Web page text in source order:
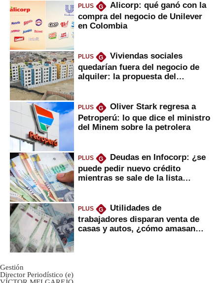
PLUS G
Alicorp: qué ganó con la
compra del negocio de Unilever
en Colombia
PLUS G
Viviendas sociales
quedarían fuera del negocio de
alquiler: la propuesta del
PLUS G
Oliver Stark regresa a
Petroperú: lo que dice el ministro
del Minem sobre la petrolera
PLUS G
Deudas en Infocorp: ¿se
puede pedir nuevo crédito
mientras se sale de la lista
PLUS G
Utilidades de
trabajadores disparan venta de
casas y autos, ¿cómo amasan
Gestión
Director Periodístico (e)